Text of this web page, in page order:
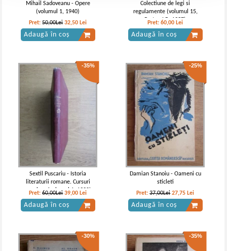
Mihail Sadoveanu - Opere
(volumul 1, 1940)
Pret:50,00Lei 32,50 Lei
Adaugă în coș
Colectiune de legi si
regulamente (volumul 15,
Partea I B, 1937)
Pret:60,00 Lei
Adaugă în coș
-35%
Sextil Puscariu - Istoria
literaturii romane. Cursuri
populare (volumul 1, 1920)
Pret:60,00Lei 39,00 Lei
Adaugă în coș
-25%
Damian Stanoiu - Oameni cu
sticleti
Pret:37,00Lei 27,75 Lei
Adaugă în coș
-30% -35%